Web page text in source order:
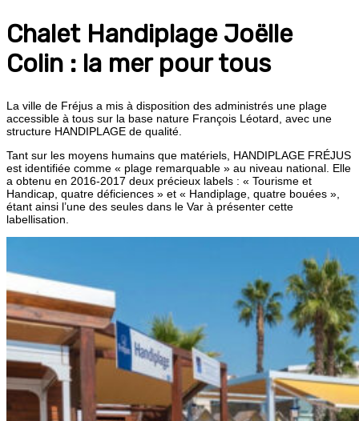
Chalet Handiplage Joëlle
Colin : la mer pour tous
La ville de Fréjus a mis à disposition des administrés une plage
accessible à tous sur la base nature François Léotard, avec une
structure HANDIPLAGE de qualité.
Tant sur les moyens humains que matériels, HANDIPLAGE FRÉJUS
est identifiée comme « plage remarquable » au niveau national. Elle
a obtenu en 2016-2017 deux précieux labels : « Tourisme et
Handicap, quatre déficiences » et « Handiplage, quatre bouées »,
étant ainsi l’une des seules dans le Var à présenter cette
labellisation.